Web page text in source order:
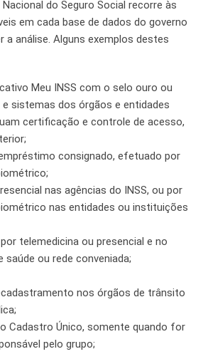
do Seguro Social recorre às
em cada base de dados do governo
a análise. Alguns exemplos destes
Meu INSS com o selo ouro ou
sistemas dos órgãos e entidades
certificação e controle de acesso,
consignado, efetuado por
nas agências do INSS, ou por
nas entidades ou instituições
telemedicina ou presencial e no
saúde ou rede conveniada;
nos órgãos de trânsito
Cadastro Único, somente quando for
pelo grupo;